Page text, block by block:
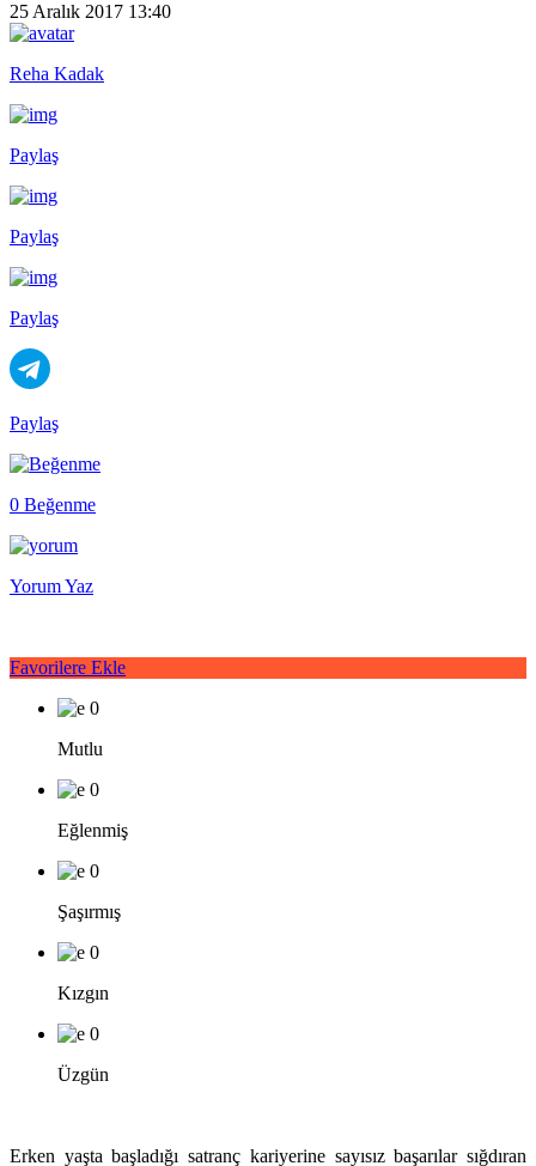
25 Aralık 2017 13:40
Reha Kadak
Paylaş
Paylaş
Paylaş
Paylaş
0 Beğenme
Yorum Yaz
Favorilere Ekle
0
Mutlu
0
Eğlenmiş
0
Şaşırmış
0
Kızgın
0
Üzgün
Erken yaşta başladığı satranç kariyerine sayısız başarılar sığdıran